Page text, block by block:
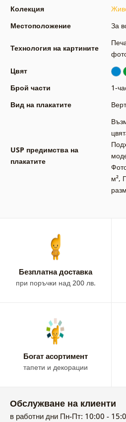
Колекция
Местоположение
За
Технология на картините
Цвят
Брой части
1-
Вид на плакатите
USP предимства на
плакатите
м²,
Безплатна доставка
при поръчки над 200 лв.
Богат асортимент
тапети и декорации
Обслужване на клиенти
в работни дни Пн-Пт: 10:00 -